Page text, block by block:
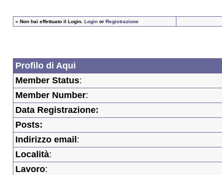
» Non hai effettuato il Login. Loginor Registrazione
Profilo di Aqui
Member Status:
Member Number:
Data Registrazione:
Posts:
Indirizzo email :
Località:
Lavoro: